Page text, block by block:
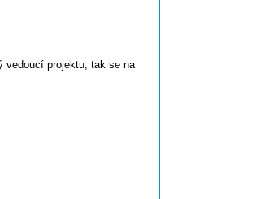
vedoucí projektu, tak se na